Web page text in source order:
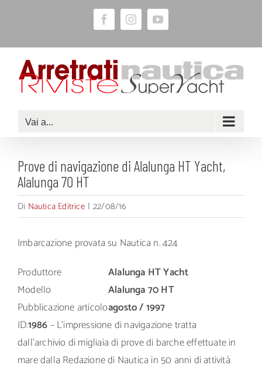
contenuto
FacebookInstagramYouTube
Vai a...
Prove di navigazione di Alalunga HT Yacht,
Alalunga 70 HT
Di Nautica Editrice | 22/08/16
Imbarcazione provata su Nautica n. 424
Produttore
Alalunga HT Yacht
Modello
Alalunga 70 HT
Pubblicazione articoloagosto / 1997
ID:1986– L’impressione di navigazione tratta
dall’archivio di migliaia di prove di barche effettuate in
mare dalla Redazione di Nautica in 50 anni di attività